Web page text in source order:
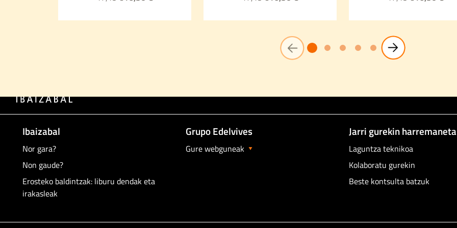
Ibaizabal
Nor gara?
Non gaude?
Erosteko baldintzak: liburu dendak eta
irakasleak
Grupo Edelvives
Gure webguneak
Jarri gurekin
Laguntza teknikoa
Kolaboratu gurekin
Beste kontsulta batzuk